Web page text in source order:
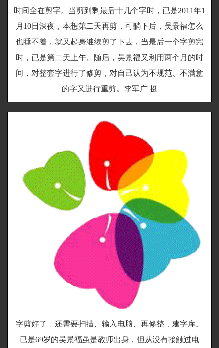
时间全在剪字。当剪到剩最后十几个字时，已是2011年1
月10日深夜，本想第二天再剪，可躺下后，吴景福怎么
也睡不着，就又起身继续剪了下去，当最后一个字剪完
时，已是第二天上午。随后，吴景福又利用两个月的时
间，对整套字进行了修剪，对自己认为不规范、不满意
的字又进行重剪。李军广 摄
字剪好了，还需要扫描、输入电脑、再修整，建字库。
已是69岁的吴景福虽是教师出身，但从没有接触过电